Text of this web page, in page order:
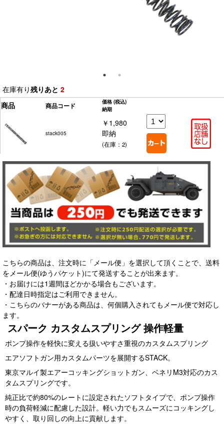
在庫有り残りあと 2
商品
商品コード 価格 (税込)
納期
stack005
￥1,980
即納
(在庫：2)
こちらの商品は、注文時に「メール便」を選択して頂くことで、送料
をメール便(ゆうパケット)にて発送することが出来ます。
・お届けには1週間ほどかかる場合もございます。
・配達日時指定はご利用できません。
・こちらのバナーがある商品は、何個購入されてもメール便で対応し
ます。
スパーク カスタムスプリング 操作軽量
ポンプ操作を軽快に変える扱いやすさ重視のカスタムスプリング
エアソフトガン用カスタムパーツを展開するSTACK。
東京マルイ製エアーコッキングショットガン、ベネリM3対応のカス
タムスプリングです。
純正比で約80%のレートに設定されたソフトタイプで、ポンプ操作
時の負荷軽減に配慮した設計。軽い力でもスムーズにコッキングし
やすく、取り回しの向上に貢献します。